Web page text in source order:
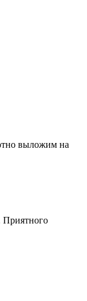
выложим на
Приятного